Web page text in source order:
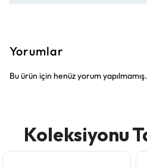
Yorumlar
Bu ürün için henüz yorum yapılmamış.
Koleksiyonu